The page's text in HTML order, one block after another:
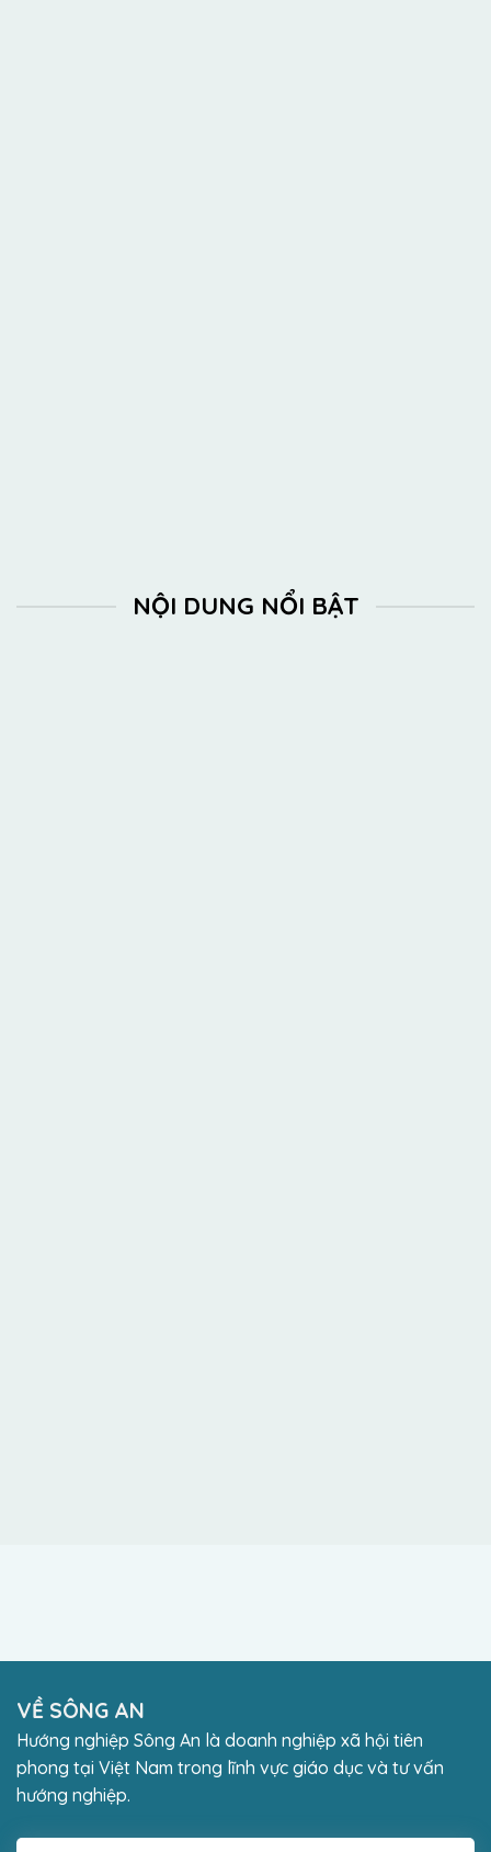
NỘI DUNG NỔI BẬT
< Trở lại Tổng quan Kênh tài nguyên >
VỀ SÔNG AN
Hướng nghiệp Sông An là doanh nghiệp xã hội tiên
phong tại Việt Nam trong lĩnh vực giáo dục và tư vấn
hướng nghiệp.